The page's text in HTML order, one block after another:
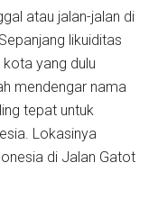
atau jalan-jalan di
likuiditas
yang dulu
mendengar nama
tepat untuk
Lokasinya
di Jalan Gatot